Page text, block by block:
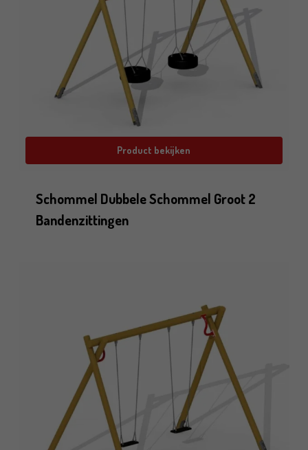
Product bekijken
Schommel Dubbele Schommel Groot 2
Bandenzittingen